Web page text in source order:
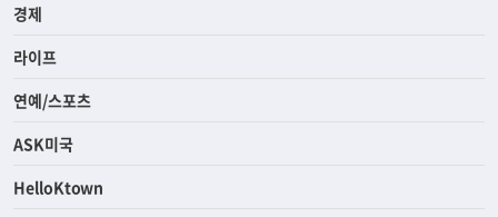
경제
라이프
연예/스포츠
ASK미국
HelloKtown